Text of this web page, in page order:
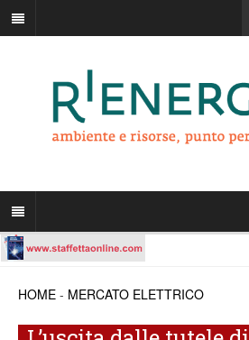
HOME - MERCATO ELETTRICO